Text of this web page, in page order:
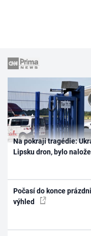
Na pokraji tragédie:
Lipsku dron, bylo
Počasí do konce
výhled